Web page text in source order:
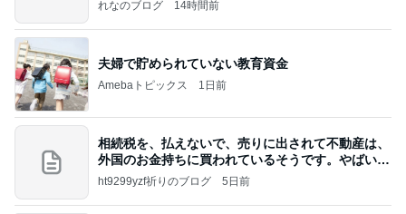
れなのブログ 14時間前
夫婦で貯められていない教育資金
Amebaトピックス 1日前
相続税を、払えないで、売りに出されて不動産は、
外国のお金持ちに買われているそうです。やばいで
すよ
ht9299yzf祈りのブログ 5日前